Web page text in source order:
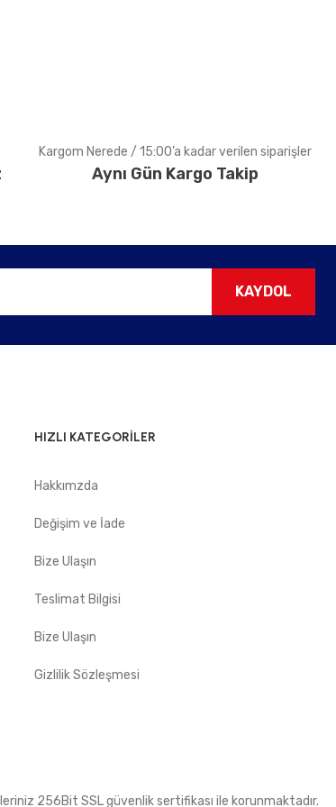
Kargom Nerede / 15:00’a kadar verilen siparişler
Aynı Gün Kargo Takip
KAYDOL
HIZLI KATEGORİLER
Hakkımzda
Değişim ve İade
Bize Ulaşın
Teslimat Bilgisi
Bize Ulaşın
Gizlilik Sözleşmesi
256Bit SSL güvenlik sertifikası ile korunmaktadır.